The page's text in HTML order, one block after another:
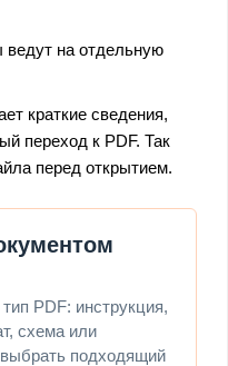
на отдельную
краткие сведения,
переход к PDF. Так
перед открытием.
PDF: инструкция,
схема или
подходящий